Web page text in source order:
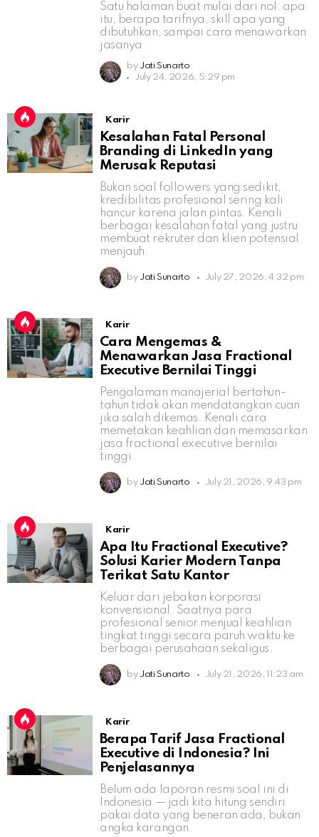
Satu halaman buat mulai dari nol: apa
itu, berapa tarifnya, skill apa yang
dibutuhkan, sampai cara menawarkan
jasanya.
by Jati Sunarto
July 24, 2026, 5:29 pm
Karir
Kesalahan Fatal Personal
Branding di LinkedIn yang
Merusak Reputasi
Bukan soal followers yang sedikit,
kredibilitas profesional sering kali
hancur karena jalan pintas. Kenali
berbagai kesalahan fatal yang justru
membuat rekruter dan klien potensial
menjauh.
by Jati Sunarto July 27, 2026, 4:32 pm
Karir
Cara Mengemas &
Menawarkan Jasa Fractional
Executive Bernilai Tinggi
Pengalaman manajerial bertahun-
tahun tidak akan mendatangkan cuan
jika salah dikemas. Kenali cara
memetakan keahlian dan memasarkan
jasa fractional executive bernilai
tinggi.
by Jati Sunarto July 21, 2026, 9:43 pm
Karir
Apa Itu Fractional Executive?
Solusi Karier Modern Tanpa
Terikat Satu Kantor
Keluar dari jebakan korporasi
konvensional. Saatnya para
profesional senior menjual keahlian
tingkat tinggi secara paruh waktu ke
berbagai perusahaan sekaligus.
by Jati Sunarto July 21, 2026, 11:23 am
Karir
Berapa Tarif Jasa Fractional
Executive di Indonesia? Ini
Penjelasannya
Belum ada laporan resmi soal ini di
Indonesia — jadi kita hitung sendiri
pakai data yang beneran ada, bukan
angka karangan.